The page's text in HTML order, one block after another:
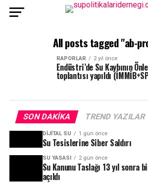
All posts tagged "ab-
RAPORLAR 2 yıl önce
Endüstri’de Su Kaybının
toplantısı yapıldı
SON DAKIKA TREND YAZILAR
DIJITAL SU 1 gün önce
Su Tesislerine Siber Saldırı
SU YASASI 2 gün önce
Su Kanunu Taslağı 13 yıl sonra
açıldı